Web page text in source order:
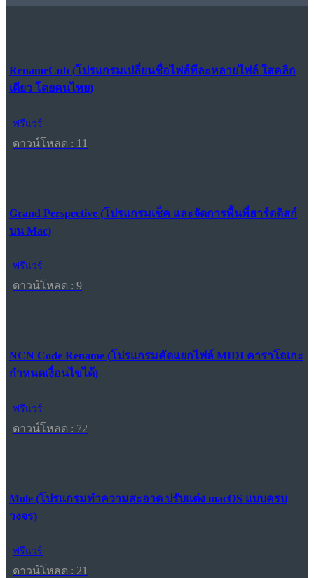
RenameCub (โปรแกรมเปลี่ยนชื่อไฟล์ทีละหลายไฟล์ ใสคลิก
เดียว โดยคนไทย)
ฟรีแวร์
ดาวน์โหลด : 11
Grand Perspective (โปรแกรมเช็ค และจัดการพื้นที่ฮาร์ดดิสก์
บน Mac)
ฟรีแวร์
ดาวน์โหลด : 9
NCN Code Rename (โปรแกรมคัดแยกไฟล์ MIDI คาราโอเกะ
กำหนดเงื่อนไขได้)
ฟรีแวร์
ดาวน์โหลด : 72
Mole (โปรแกรมทำความสะอาด ปรับแต่ง macOS แบบครบ
วงจร)
ฟรีแวร์
ดาวน์โหลด : 21